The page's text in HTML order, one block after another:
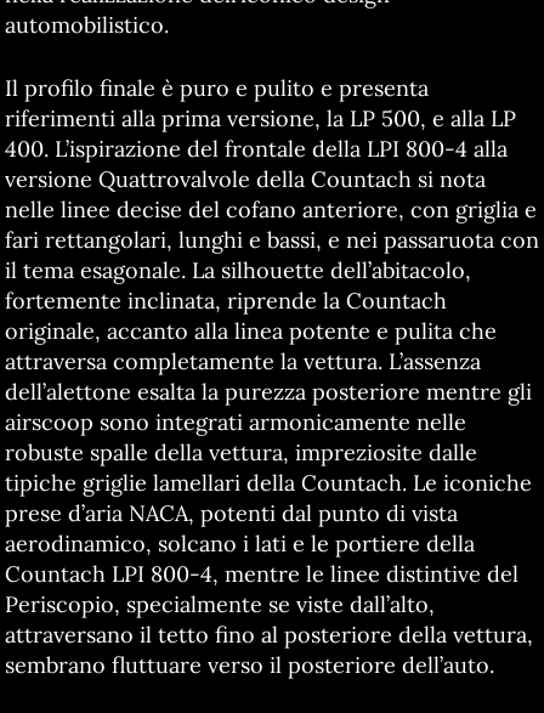
automobilistico.
Il profilo finale è puro e pulito e presenta
riferimenti alla prima versione, la LP 500, e alla LP
400. L’ispirazione del frontale della LPI 800-4 alla
versione Quattrovalvole della Countach si nota
nelle linee decise del cofano anteriore, con griglia e
fari rettangolari, lunghi e bassi, e nei passaruota con
il tema esagonale. La silhouette dell’abitacolo,
fortemente inclinata, riprende la Countach
originale, accanto alla linea potente e pulita che
attraversa completamente la vettura. L’assenza
dell’alettone esalta la purezza posteriore mentre gli
airscoop sono integrati armonicamente nelle
robuste spalle della vettura, impreziosite dalle
tipiche griglie lamellari della Countach. Le iconiche
prese d’aria NACA, potenti dal punto di vista
aerodinamico, solcano i lati e le portiere della
Countach LPI 800-4, mentre le linee distintive del
Periscopio, specialmente se viste dall’alto,
attraversano il tetto fino al posteriore della vettura,
sembrano fluttuare verso il posteriore dell’auto.